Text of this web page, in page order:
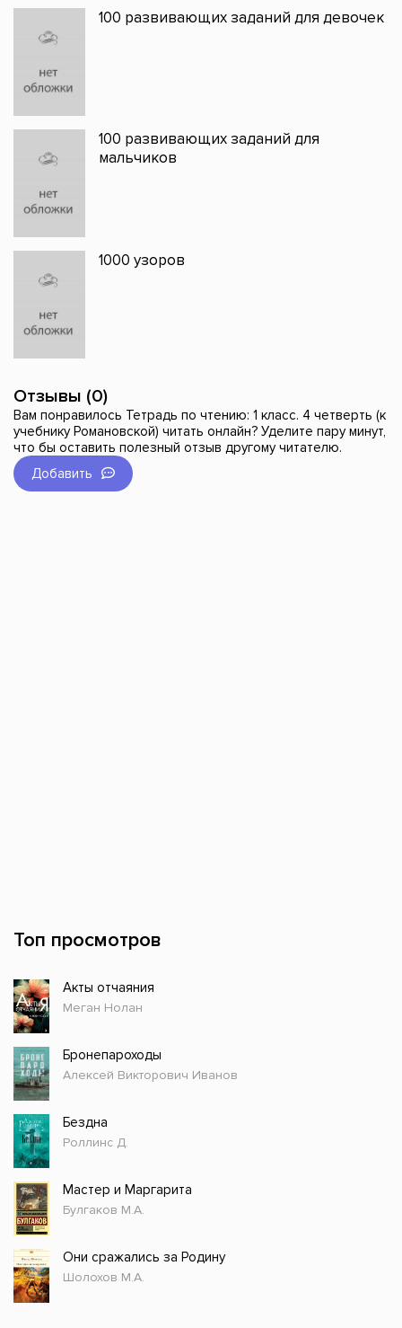
100 развивающих заданий для девочек
100 развивающих заданий для
мальчиков
1000 узоров
Отзывы (0)
Вам понравилось Тетрадь по чтению: 1 класс. 4 четверть (к
учебнику Романовской) читать онлайн? Уделите пару минут,
что бы оставить полезный отзыв другому читателю.
Добавить
Топ просмотров
Акты отчаяния
Меган Нолан
Бронепароходы
Алексей Викторович Иванов
Бездна
Роллинс Д.
Мастер и Маргарита
Булгаков М.А.
Они сражались за Родину
Шолохов М.А.